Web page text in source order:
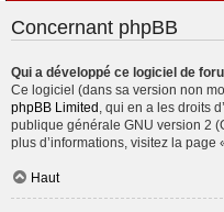
Concernant phpBB
Qui a développé ce logiciel de
Ce logiciel (dans sa version non
phpBB Limited , qui en a les droits
publique générale GNU version 2
plus d’informations, visitez la page
Haut